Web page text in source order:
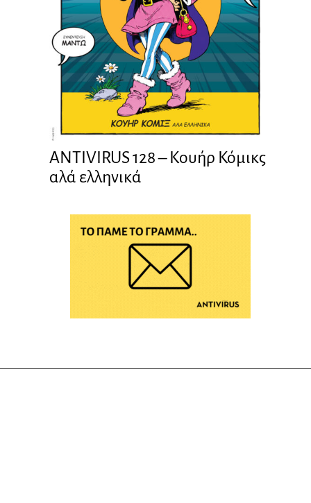
ANTIVIRUS 128 – Kουήρ Κόμικς
αλά ελληνικά